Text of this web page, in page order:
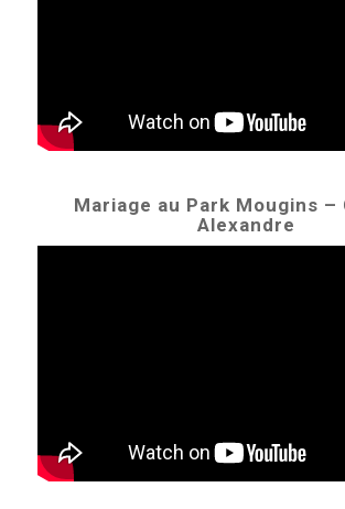
Mariage au Park Mougins –
Alexandre